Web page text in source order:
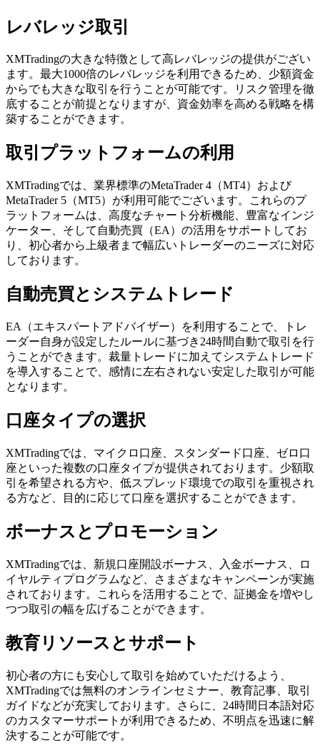
レバレッジ取引
XMTradingの大きな特徴として高レバレッジの提供がござい
ます。最大1000倍のレバレッジを利用できるため、少額資金
からでも大きな取引を行うことが可能です。リスク管理を徹
底することが前提となりますが、資金効率を高める戦略を構
築することができます。
取引プラットフォームの利用
XMTradingでは、業界標準のMetaTrader 4（MT4）および
MetaTrader 5（MT5）が利用可能でございます。これらのプ
ラットフォームは、高度なチャート分析機能、豊富なインジ
ケーター、そして自動売買（EA）の活用をサポートしてお
り、初心者から上級者まで幅広いトレーダーのニーズに対応
しております。
自動売買とシステムトレード
EA（エキスパートアドバイザー）を利用することで、トレ
ーダー自身が設定したルールに基づき24時間自動で取引を行
うことができます。裁量トレードに加えてシステムトレード
を導入することで、感情に左右されない安定した取引が可能
となります。
口座タイプの選択
XMTradingでは、マイクロ口座、スタンダード口座、ゼロ口
座といった複数の口座タイプが提供されております。少額取
引を希望される方や、低スプレッド環境での取引を重視され
る方など、目的に応じて口座を選択することができます。
ボーナスとプロモーション
XMTradingでは、新規口座開設ボーナス、入金ボーナス、ロ
イヤルティプログラムなど、さまざまなキャンペーンが実施
されております。これらを活用することで、証拠金を増やし
つつ取引の幅を広げることができます。
教育リソースとサポート
初心者の方にも安心して取引を始めていただけるよう、
XMTradingでは無料のオンラインセミナー、教育記事、取引
ガイドなどが充実しております。さらに、24時間日本語対応
のカスタマーサポートが利用できるため、不明点を迅速に解
決することが可能です。